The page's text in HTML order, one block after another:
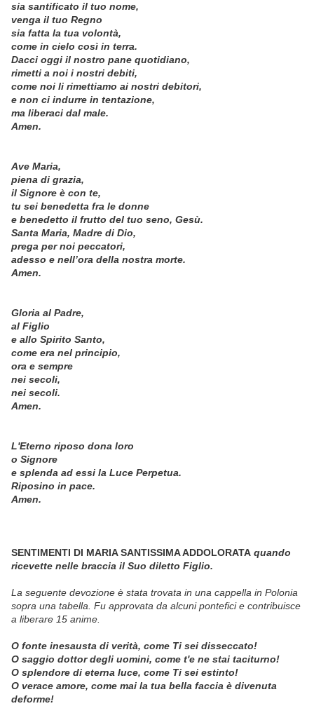
sia santificato il tuo nome,
venga il tuo Regno
sia fatta la tua volontà,
come in cielo così in terra.
Dacci oggi il nostro pane quotidiano,
rimetti a noi i nostri debiti,
come noi li rimettiamo ai nostri debitori,
e non ci indurre in tentazione,
ma liberaci dal male.
Amen.
Ave Maria,
piena di grazia,
il Signore è con te,
tu sei benedetta fra le donne
e benedetto il frutto del tuo seno, Gesù.
Santa Maria, Madre di Dio,
prega per noi peccatori,
adesso e nell’ora della nostra morte.
Amen.
Gloria al Padre,
al Figlio
e allo Spirito Santo,
come era nel principio,
ora e sempre
nei secoli,
nei secoli.
Amen.
L'Eterno riposo dona loro
o Signore
e splenda ad essi la Luce Perpetua.
Riposino in pace.
Amen.
SENTIMENTI DI MARIA SANTISSIMA ADDOLORATA quando
ricevette nelle braccia il Suo diletto Figlio.
La seguente devozione è stata trovata in una cappella in Polonia
sopra una tabella. Fu approvata da alcuni pontefici e contribuisce
a liberare 15 anime.
O fonte inesausta di verità, come Ti sei disseccato!
O saggio dottor degli uomini, come t'e ne stai taciturno!
O splendore di eterna luce, come Ti sei estinto!
O verace amore, come mai la tua bella faccia è divenuta
deforme!